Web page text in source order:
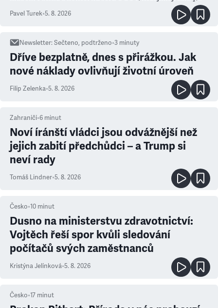
ale atmosféra
Pavel Turek•5. 8. 2026
Newsletter:Sečteno, podtrženo•3 minuty
Dříve bezplatně, dnes s přirážkou. Jak
nové náklady ovlivňují životní úroveň
Filip Zelenka•5. 8. 2026
Zahraničí•6 minut
Noví íránští vládci jsou odvážnější než
jejich zabití předchůdci – a Trump si
neví rady
Tomáš Lindner•5. 8. 2026
Česko•10 minut
Dusno na ministerstvu zdravotnictví:
Vojtěch řeší spor kvůli sledování
počítačů svých zaměstnanců
Kristýna Jelínková•5. 8. 2026
Česko•17 minut